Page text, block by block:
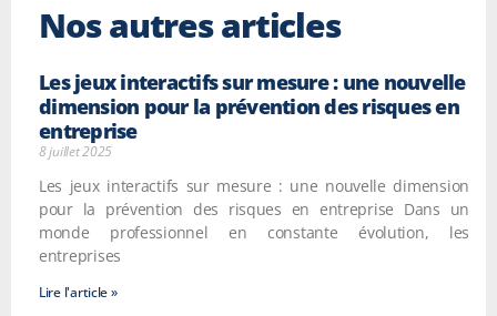
Nos autres articles
Les jeux interactifs sur mesure : une nouvelle
dimension pour la prévention des risques en
entreprise
8 juillet 2025
Les jeux interactifs sur mesure : une nouvelle dimension
pour la prévention des risques en entreprise Dans un
monde professionnel en constante évolution, les
entreprises
Lire l'article »